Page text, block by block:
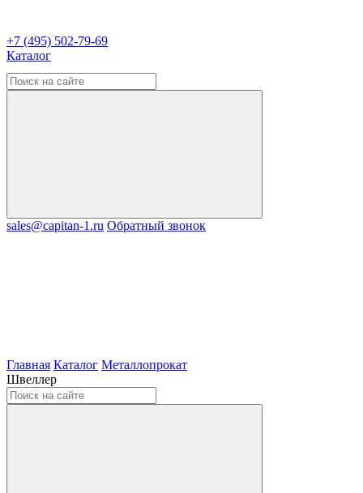
+7 (495) 502-79-69
Каталог
sales@capitan-1.ru Обратный звонок
Главная Каталог Металлопрокат
Швеллер